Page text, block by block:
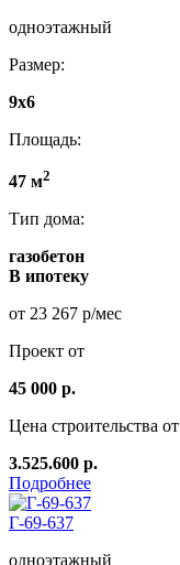
одноэтажный
Размер:
9x6
Площадь:
47 м2
Тип дома:
газобетон
В ипотеку
от 23 267 р/мес
Проект от
45 000 р.
Цена строительства от
3.525.600 р.
Подробнее
Г-69-637
одноэтажный